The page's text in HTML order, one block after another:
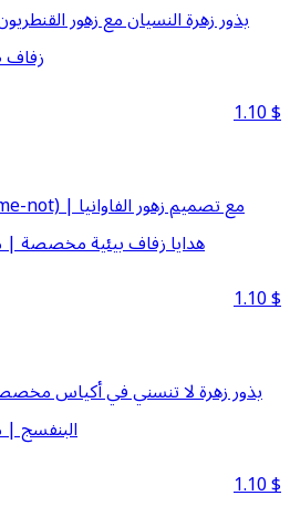
بذور زهرة النسيان مع زهور
زفاف
1.10$
هدايا زفاف بيئية مخصصة |
1.10$
بذور زهرة لا تنسني في أكياس
البنفسج |
1.10$